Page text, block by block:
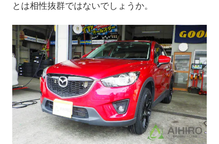
とは相性抜群ではないでしょうか。